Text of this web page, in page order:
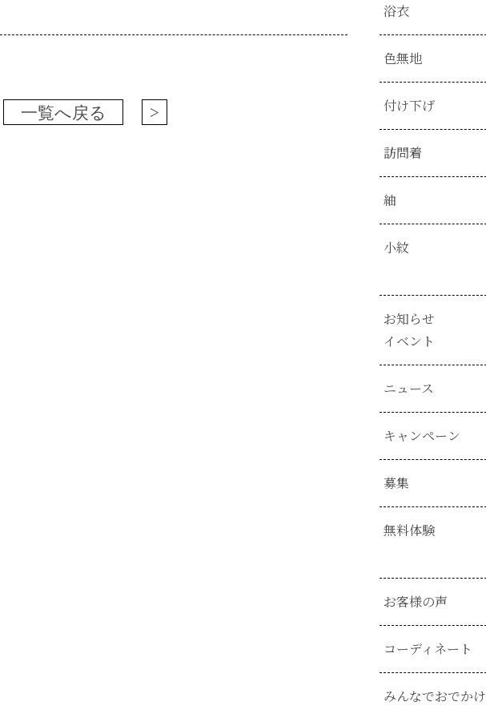
一覧へ戻る >
浴衣
色無地
付け下げ
訪問着
紬
小紋
お知らせ
イベント
ニュース
キャンペーン
募集
無料体験
お客様の声
コーディネート
みんなでおでかけ